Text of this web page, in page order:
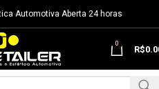
Automotiva Aberta 24 horas
0
R$